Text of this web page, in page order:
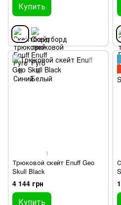
Купить
1
Трюковой скейт Enuff Geo
Skull Black
4 144 грн
Купить